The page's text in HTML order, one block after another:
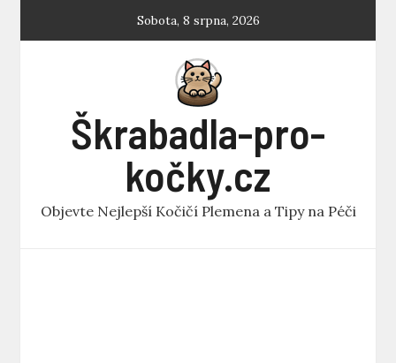
Sobota, 8 srpna, 2026
Škrabadla-pro-
kočky.cz
Objevte Nejlepší Kočičí Plemena a Tipy na Péči